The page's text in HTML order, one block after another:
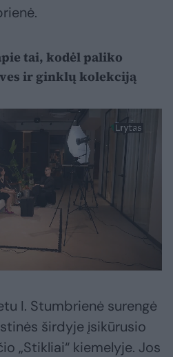
tai, kodėl paliko
ir ginklų kolekciją
I. Stumbrienė surengė
širdyje įsikūrusio
„Stikliai“ kiemelyje. Jos